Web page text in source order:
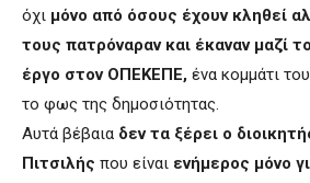
όχι μόνο από όσους έχουν κληθεί
τους πατρόναραν και έκαναν μαζί
έργο στον ΟΠΕΚΕΠΕ, ένα κομμάτι
το φως της δημοσιότητας.
Αυτά βέβαια δεν τα ξέρει ο
Πιτσιλής που είναι ενήμερος μόνο